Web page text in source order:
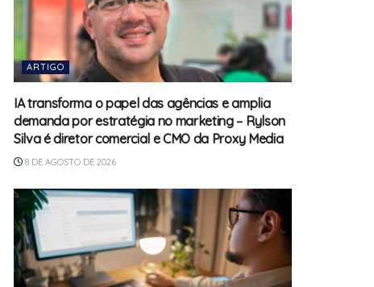
ARTIGO
IA transforma o papel das agências e amplia
demanda por estratégia no marketing – Rylson
Silva é diretor comercial e CMO da Proxy Media
8 DE AGOSTO DE 2026